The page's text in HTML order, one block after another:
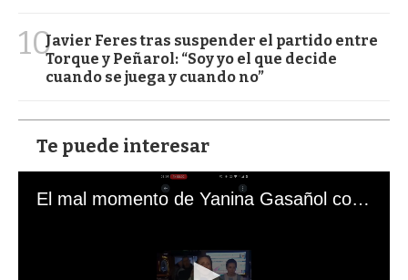
10Javier Feres tras suspender el partido entre
Torque y Peñarol: “Soy yo el que decide
cuando se juega y cuando no”
Te puede interesar
El mal momento de Yanina Gasañol con un hincha argentino en "Subrayado"